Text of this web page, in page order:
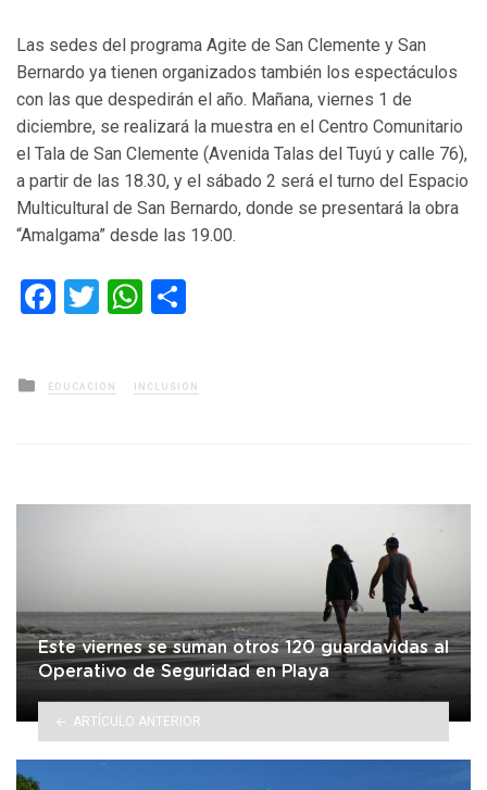
Las sedes del programa Agite de San Clemente y San
Bernardo ya tienen organizados también los espectáculos
con las que despedirán el año. Mañana, viernes 1 de
diciembre, se realizará la muestra en el Centro Comunitario
el Tala de San Clemente (Avenida Talas del Tuyú y calle 76),
a partir de las 18.30, y el sábado 2 será el turno del Espacio
Multicultural de San Bernardo, donde se presentará la obra
“Amalgama” desde las 19.00.
Facebook
TwitterWhatsApp
Posted
in
EDUCACIÓN INCLUSIÓN
Este viernes se suman otros 120 guardavidas al
Operativo de Seguridad en Playa
ARTÍCULO ANTERIOR